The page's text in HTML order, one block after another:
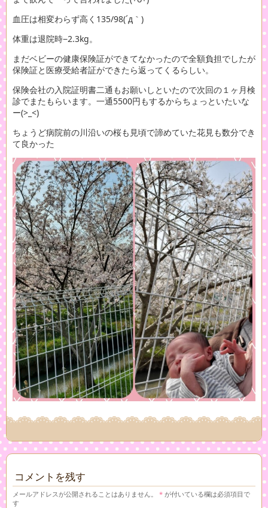
血圧は相変わらず高く135/98(´д｀)
体重は退院時−2.3kg。
まだベビーの健康保険証ができてなかったので全額負担でしたが
保険証と医療受給者証ができたら返ってくるらしい。
保険会社の入院証明書二通もお願いしといたので次回の１ヶ月検
診でまたもらいます。一通5500円もするからちょっといたいな
ー(>_<)
ちょうど病院前の川沿いの桜も見頃で諦めていた花見も数分でき
て良かった
コメントを残す
メールアドレスが公開されることはありません。 * が付いている欄は必須項目で
す